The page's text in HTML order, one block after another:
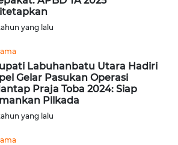
yang lalu
Labuhanbatu Utara Hadiri
Gelar Pasukan Operasi
Praja Toba 2024: Siap
Pilkada
yang lalu